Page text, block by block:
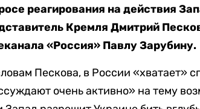
реагирования на действия
Кремля Дмитрий
«Россия» Павлу Зарубину.
Пескова, в России «хватает»
очень активно» на тему